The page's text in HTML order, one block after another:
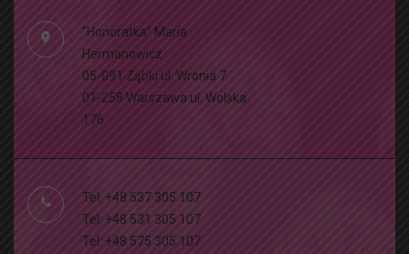
"Honoratka" Maria
Hermanowicz
05-091 Ząbki ul. Wronia 7
01-258 Warszawa ul. Wolska
176
Tel: +48 537 305 107
Tel: +48 531 305 107
Tel: +48 575 305 107